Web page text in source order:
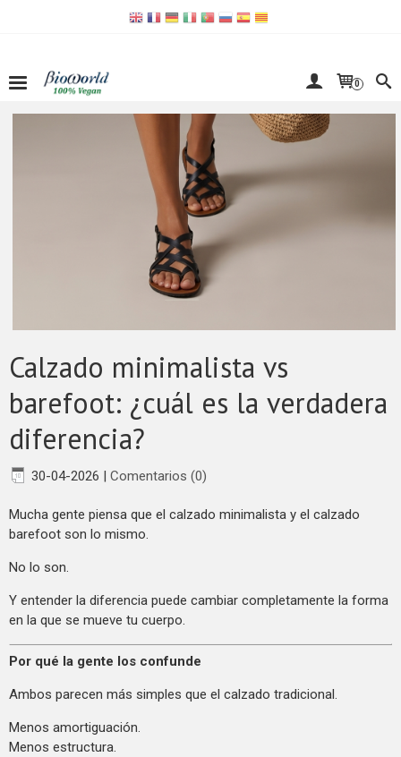
0
​Calzado minimalista vs
barefoot: ¿cuál es la verdadera
diferencia?
30-04-2026 | Comentarios (0)
Mucha gente piensa que el calzado minimalista y el calzado
barefoot son lo mismo.
No lo son.
Y entender la diferencia puede cambiar completamente la forma
en la que se mueve tu cuerpo.
Por qué la gente los confunde
Ambos parecen más simples que el calzado tradicional.
Menos amortiguación.
Menos estructura.